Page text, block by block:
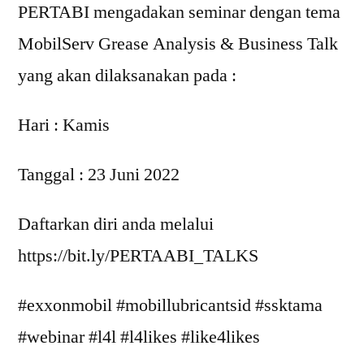
PERTABI mengadakan seminar dengan tema
MobilServ Grease Analysis & Business Talk
yang akan dilaksanakan pada :
Hari : Kamis
Tanggal : 23 Juni 2022
Daftarkan diri anda melalui
https://bit.ly/PERTAABI_TALKS
#exxonmobil #mobillubricantsid #ssktama
#webinar #l4l #l4likes #like4likes